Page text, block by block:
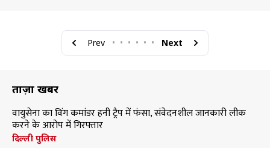
Prev • • • • • • Next
ताज़ा खबरें
वायुसेना का विंग कमांडर हनी ट्रैप में फंसा, संवेदनशील जानकारी लीक
करने के आरोप में गिरफ्तार
दिल्ली पुलिस